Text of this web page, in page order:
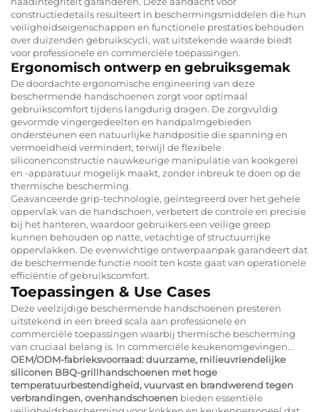
constructiedetails resulteert in beschermingsmiddelen die hun
veiligheidseigenschappen en functionele prestaties behouden
over duizenden gebruikscycli, wat uitstekende waarde biedt
voor professionele en commerciële toepassingen.
Ergonomisch ontwerp en gebruiksgemak
De doordachte ergonomische engineering van deze
beschermende handschoenen zorgt voor optimaal
gebruikscomfort tijdens langdurig dragen. De zorgvuldig
gevormde vingergedeelten en handpalmgebieden
ondersteunen een natuurlijke handpositie die spanning en
vermoeidheid vermindert, terwijl de flexibele
siliconenconstructie nauwkeurige manipulatie van kookgerei
en -apparatuur mogelijk maakt, zonder inbreuk te doen op de
thermische bescherming.
Geavanceerde grip-technologie, geïntegreerd over het gehele
oppervlak van de handschoen, verbetert de controle en precisie
bij het hanteren, waardoor gebruikers een veilige greep
kunnen behouden op natte, vetachtige of structuurrijke
oppervlakken. De evenwichtige ontwerpaanpak garandeert dat
de beschermende functie nooit ten koste gaat van operationele
efficiëntie of gebruikscomfort.
Toepassingen & Use Cases
Deze veelzijdige beschermende handschoenen presteren
uitstekend in een breed scala aan professionele en
commerciële toepassingen waarbij thermische bescherming
van cruciaal belang is. In commerciële keukenomgevingen...
OEM/ODM-fabrieksvoorraad: duurzame, milieuvriendelijke
siliconen BBQ-grillhandschoenen met hoge
temperatuurbestendigheid, vuurvast en brandwerend tegen
verbrandingen, ovenhandschoenen bieden essentiële